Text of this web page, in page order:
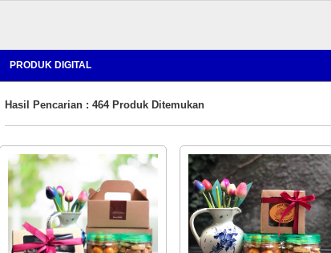
PRODUK DIGITAL
Hasil Pencarian : 464 Produk Ditemukan